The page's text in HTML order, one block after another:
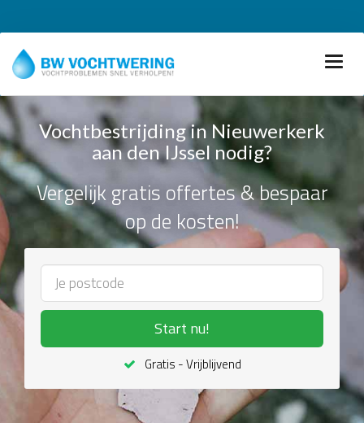
Vochtbestrijding in Nieuwerkerk
aan den IJssel nodig?
Vergelijk gratis offertes & bespaar
op de kosten!
Start nu!
Gratis - Vrijblijvend